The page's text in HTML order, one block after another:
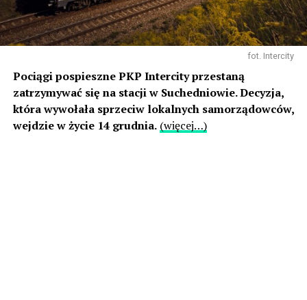
fot. Intercity
Pociągi pospieszne PKP Intercity przestaną
zatrzymywać się na stacji w Suchedniowie. Decyzja,
która wywołała sprzeciw lokalnych samorządowców,
wejdzie w życie 14 grudnia. (więcej…)